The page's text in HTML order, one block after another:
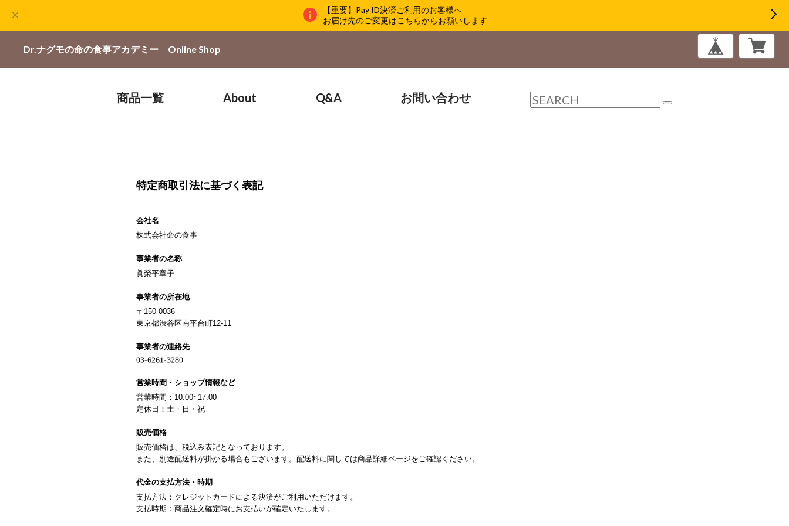
【重要】Pay ID決済ご利用のお客様へ
お届け先のご変更はこちらからお願いします
Dr.ナグモの命の食事アカデミー Online Shop
商品一覧 About Q&A お問い合わせ
特定商取引法に基づく表記
会社名
株式会社命の食事
事業者の名称
眞榮平章子
事業者の所在地
〒150-0036
東京都渋谷区南平台町12-11
事業者の連絡先
営業時間・ショップ情報など
営業時間：10:00~17:00
定休日：土・日・祝
販売価格
販売価格は、税込み表記となっております。
また、別途配送料が掛かる場合もございます。配送料に関しては商品詳細ページをご確認ください。
代金の支払方法・時期
支払方法：クレジットカードによる決済がご利用いただけます。
支払時期：商品注文確定時にお支払いが確定いたします。